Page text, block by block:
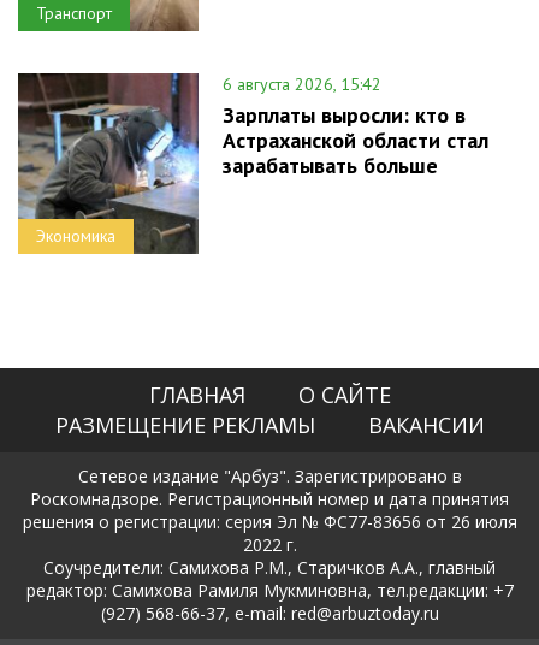
Транспорт
Экономика
6 августа 2026, 15:42
Зарплаты выросли: кто в
Астраханской области стал
зарабатывать больше
ГЛАВНАЯ
О САЙТЕ
РАЗМЕЩЕНИЕ РЕКЛАМЫ
ВАКАНСИИ
Сетевое издание "Арбуз". Зарегистрировано в
Роскомнадзоре. Регистрационный номер и дата принятия
решения о регистрации: серия Эл № ФС77-83656 от 26 июля
2022 г.
Соучредители: Самихова Р.М., Старичков А.А., главный
редактор: Самихова Рамиля Мукминовна, тел.редакции: +7
(927) 568-66-37, e-mail: red@arbuztoday.ru